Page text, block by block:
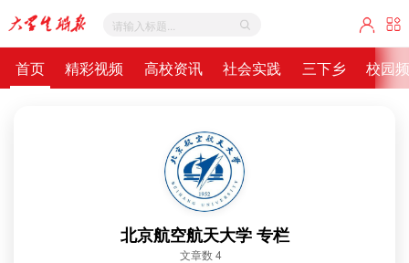
首页 精彩视频 高校资讯 社会实践 三下乡 校园
北京航空航天大学 专栏
文章数 4